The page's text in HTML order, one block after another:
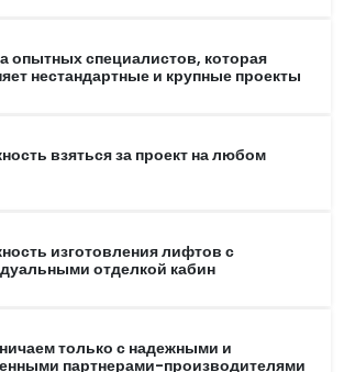
опытных специалистов, которая
нестандартные и крупные проекты
взяться за проект на любом
изготовления лифтов с
отделкой кабин
только с надежными и
партнерами-производителями